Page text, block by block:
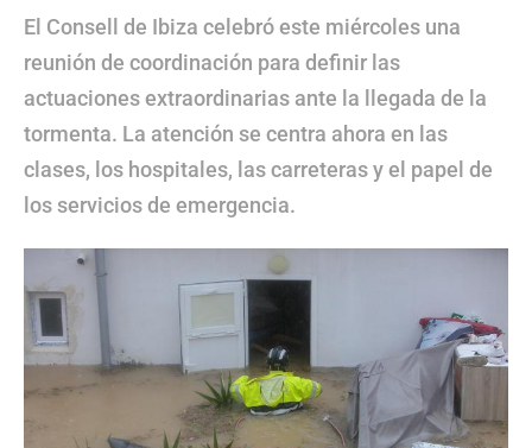
El Consell de Ibiza celebró este miércoles una
reunión de coordinación para definir las
actuaciones extraordinarias ante la llegada de la
tormenta. La atención se centra ahora en las
clases, los hospitales, las carreteras y el papel de
los servicios de emergencia.